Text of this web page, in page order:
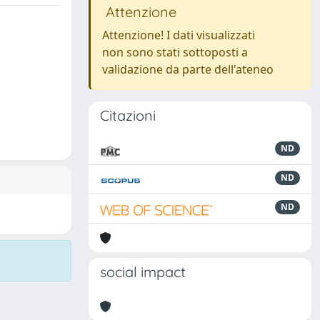
Attenzione
Attenzione! I dati visualizzati
non sono stati sottoposti a
validazione da parte dell'ateneo
Citazioni
ND
ND
ND
social impact